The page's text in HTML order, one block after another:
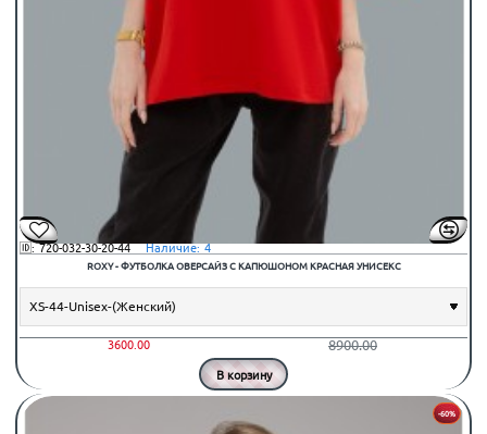
🆔: 720-032-30-20-44 ⠀Наличие: 4
ROXY - ФУТБОЛКА ОВЕРСАЙЗ С КАПЮШОНОМ КРАСНАЯ УНИСЕКС
3600.00 8900.00
В корзину
-60%